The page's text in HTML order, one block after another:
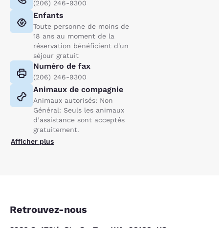
(206) 246-9300
Enfants
Toute personne de moins de
18 ans au moment de la
réservation bénéficient d'un
séjour gratuit
Numéro de fax
(206) 246-9300
Animaux de compagnie
Animaux autorisés: Non
Général: Seuls les animaux
d’assistance sont acceptés
gratuitement.
Afficher plus
Retrouvez-nous